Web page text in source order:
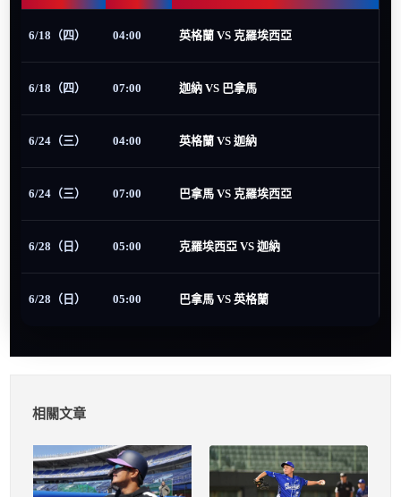
6/18（四） 04:00 英格蘭 VS 克羅埃西亞
6/18（四） 07:00 迦納 VS 巴拿馬
6/24（三） 04:00 英格蘭 VS 迦納
6/24（三） 07:00 巴拿馬 VS 克羅埃西亞
6/28（日） 05:00 克羅埃西亞 VS 迦納
6/28（日） 05:00 巴拿馬 VS 英格蘭
相關文章